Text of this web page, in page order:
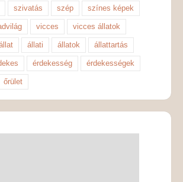
szivatás szép színes képek
vicces vicces állatok
állati állatok állattartás
érdekesség érdekességek
őrület